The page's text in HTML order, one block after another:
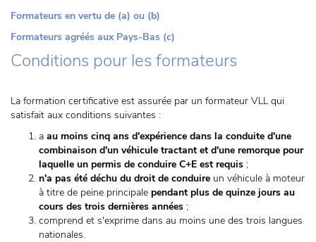
Formateurs en vertu de (a) ou (b)
Formateurs agréés aux Pays-Bas (c)
Conditions pour les formateurs
La formation certificative est assurée par un formateur VLL qui
satisfait aux conditions suivantes :
a au moins cinq ans d'expérience dans la conduite d'une
combinaison d'un véhicule tractant et d'une remorque pour
laquelle un permis de conduire C+E est requis ;
n'a pas été déchu du droit de conduire un véhicule à moteur
à titre de peine principale pendant plus de quinze jours au
cours des trois dernières années ;
comprend et s'exprime dans au moins une des trois langues
nationales.